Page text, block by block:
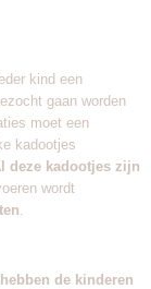
kind een
gaan worden
moet een
kadootjes
deze kadootjes zijn
wordt
.
de kinderen